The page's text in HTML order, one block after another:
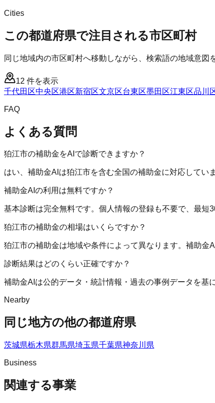
Cities
この都道府県で注目される市区町村
同じ地域内の市区町村へ移動しながら、検索語の地域意図
12 件を表示
千代田区中央区港区新宿区文京区台東区墨田区江東区品川
FAQ
よくある質問
狛江市の補助金をAIで診断できますか？
はい、補助金AIは狛江市を含む全国の補助金に対応してい
補助金AIの利用は無料ですか？
基本診断は完全無料です。個人情報の登録も不要で、最短
狛江市の補助金の相場はいくらですか？
狛江市の補助金は地域や条件によって異なります。補助金
診断結果はどのくらい正確ですか？
補助金AIは公的データ・統計情報・過去の事例データを基
Nearby
同じ地方の他の都道府県
茨城県栃木県群馬県埼玉県千葉県神奈川県
Business
関連する事業